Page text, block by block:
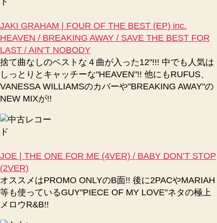
JAKI GRAHAM | FOUR OF THE BEST (EP) inc.
HEAVEN / BREAKING AWAY / SAVE THE BEST FOR
LAST / AIN’T NOBODY
捨て曲なしのベストな４曲が入った12"!!! 中でも人気は
しっとりとキャッチーな"HEAVEN"!! 他にもRUFUS、
VANESSA WILLIAMSのカバーや"BREAKING AWAY"の
NEW MIXが!!
JOE | THE ONE FOR ME (4VER) / BABY DON’T STOP
(2VER)
オススメはPROMO ONLYのB面!! 後に2PACやMARIAH
等も使っているGUY"PIECE OF MY LOVE"ネタの極上
メロウR&B!!